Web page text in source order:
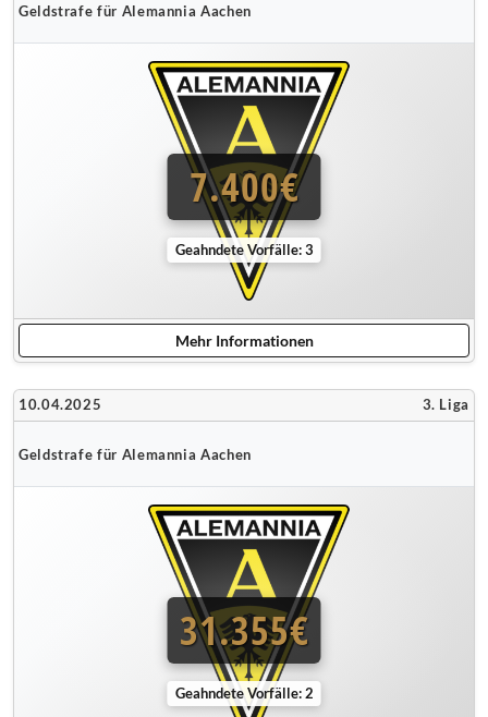
Geldstrafe für Alemannia Aachen
7.400€
Geahndete Vorfälle: 3
Mehr Informationen
10.04.2025 3. Liga
Geldstrafe für Alemannia Aachen
31.355€
Geahndete Vorfälle: 2